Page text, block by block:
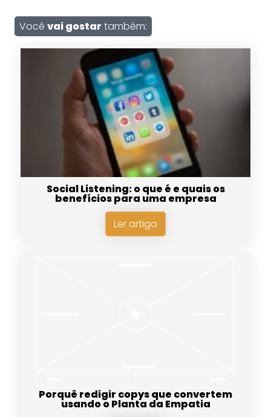
Você vai gostar também:
Social Listening: o que é e quais os
benefícios para uma empresa
Ler artigo
Porquê redigir copys que convertem
usando o Planta da Empatia